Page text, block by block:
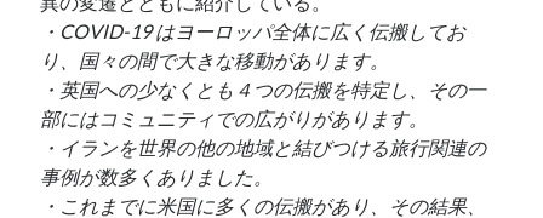
・COVID-19 はヨーロッパ全体に広く伝搬してお
り、国々の間で大きな移動があります。
・英国への少なくとも４つの伝搬を特定し、その一
部にはコミュニティでの広がりがあります。
・イランを世界の他の地域と結びつける旅行関連の
事例が数多くありました。
・これまでに米国に多くの伝搬があり、その結果、